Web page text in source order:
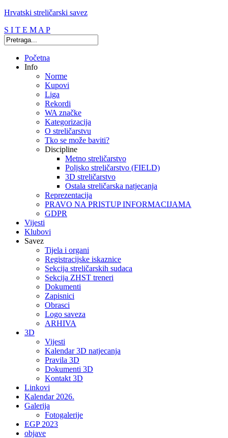
Hrvatski streličarski savez
S I T E M A P
Početna
Info
Norme
Kupovi
Liga
Rekordi
WA značke
Kategorizacija
O streličarstvu
Tko se može baviti?
Discipline
Metno streličarstvo
Poljsko streličarstvo (FIELD)
3D streličarstvo
Ostala streličarska natjecanja
Reprezentacija
PRAVO NA PRISTUP INFORMACIJAMA
GDPR
Vijesti
Klubovi
Savez
Tijela i organi
Registracijske iskaznice
Sekcija streličarskih sudaca
Sekcija ZHST treneri
Dokumenti
Zapisnici
Obrasci
Logo saveza
ARHIVA
3D
Vijesti
Kalendar 3D natjecanja
Pravila 3D
Dokumenti 3D
Kontakt 3D
Linkovi
Kalendar 2026.
Galerija
Fotogalerije
EGP 2023
objave